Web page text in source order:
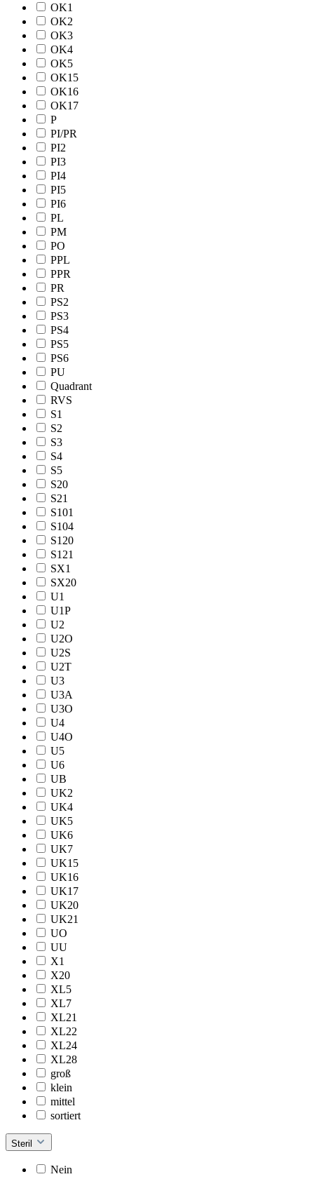
OK1
OK2
OK3
OK4
OK5
OK15
OK16
OK17
P
PI/PR
PI2
PI3
PI4
PI5
PI6
PL
PM
PO
PPL
PPR
PR
PS2
PS3
PS4
PS5
PS6
PU
Quadrant
RVS
S1
S2
S3
S4
S5
S20
S21
S101
S104
S120
S121
SX1
SX20
U1
U1P
U2
U2O
U2S
U2T
U3
U3A
U3O
U4
U4O
U5
U6
UB
UK2
UK4
UK5
UK6
UK7
UK15
UK16
UK17
UK20
UK21
UO
UU
X1
X20
XL5
XL7
XL21
XL22
XL24
XL28
groß
klein
mittel
sortiert
Steril
Nein